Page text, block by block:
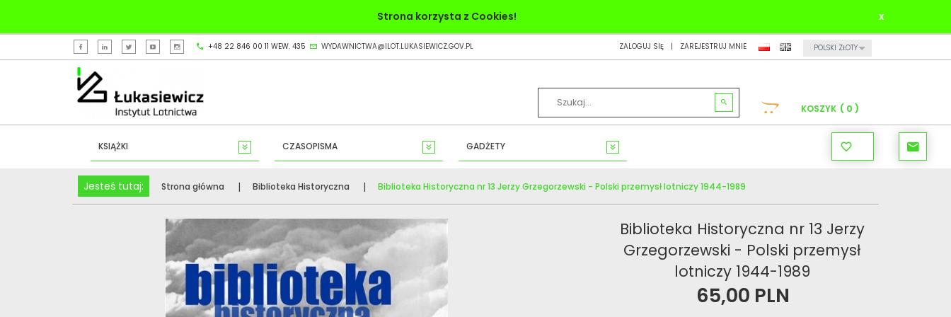
Strona korzysta z Cookies! x
+48 22 846 00 11 WEW. 435 WYDAWNICTWA@ILOT.LUKASIEWICZ.GOV.PL ZALOGUJ SIĘ ZAREJESTRUJ MNIE CURRENCY_H
POLSKI ZŁOTY
KOSZYK 0
KSIĄŻKI CZASOPISMA GADŻETY
Jesteś tutaj: Strona główna Biblioteka Historyczna Biblioteka Historyczna nr 13 Jerzy Grzegorzewski - Polski przemysł lotniczy 1944-1989
Biblioteka Historyczna nr 13 Jerzy
Grzegorzewski - Polski przemysł
lotniczy 1944-1989
65,00 PLN